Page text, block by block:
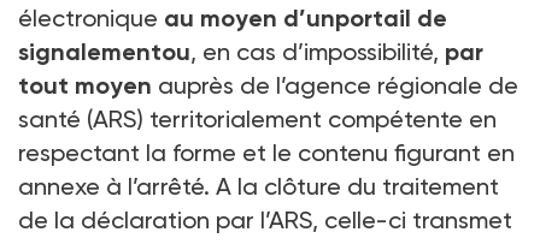
électronique au moyen d’unportail de
signalementou, en cas d’impossibilité, par
tout moyen auprès de l’agence régionale de
santé (ARS) territorialement compétente en
respectant la forme et le contenu figurant en
annexe à l’arrêté. A la clôture du traitement
de la déclaration par l’ARS, celle-ci transmet